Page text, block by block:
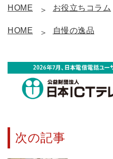
HOME お役立ちコラム
HOME 自慢の逸品
次の記事